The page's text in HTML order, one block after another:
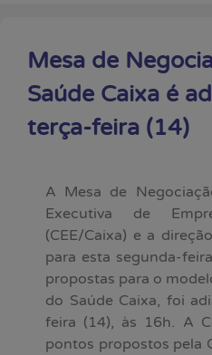
Mesa de
Saúde Caixa é
terça-feira (14)
A Mesa de
Executiva de
(CEE/Caixa) e a
para esta segunda-
propostas para o
do Saúde Caixa, foi
feira (14), às 16h. A
pontos propostos pela